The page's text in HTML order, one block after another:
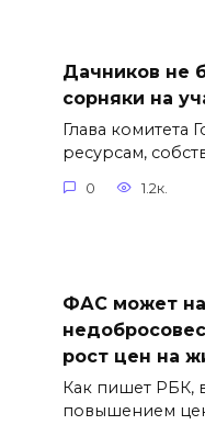
Дачников не
сорняки на
Глава
ресурсам,
0 1.2к.
ФАС может
рост цен на
Как пишет РБК,
повышением